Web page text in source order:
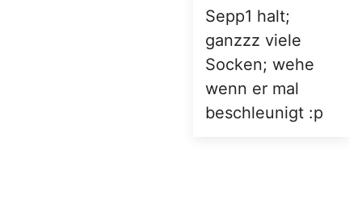
WAS SONST
WICHTIG IST
Sepp2,
Schenkelzzz halt
:D ; absoluter
Badmintonfreak